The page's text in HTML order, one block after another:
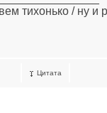
тихонько / ну и
Цитата